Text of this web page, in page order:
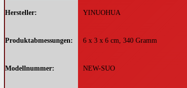
Hersteller ‎YINUOHUA
Produktabmessungen ‎6 x 3 x 6 cm, 340 Gramm
Modellnummer ‎NEW-SUO